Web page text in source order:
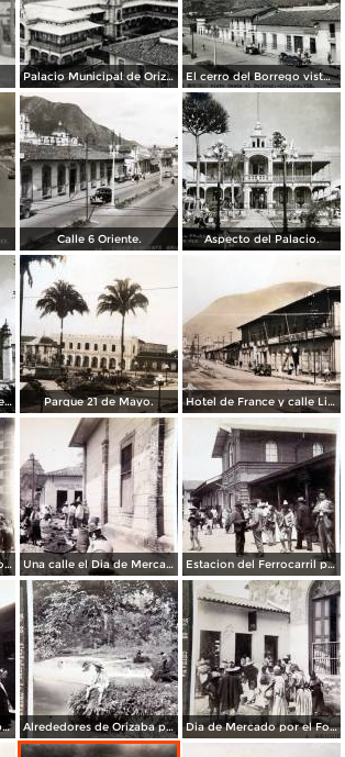
Palacio Municipal de Orizaba El cerro del Borrego visto desde el Boulevard.
Calle 6 Oriente. Aspecto del Palacio.
Templo y Jardin el Carmen. Parque 21 de Mayo. Hotel de France y calle Libertad. ( Circulada el 2 de Febrero de 1933 ).
Dia de Mercado por el Fotógrafo Abel Briquet. Una calle el Dia de Mercado por el Fotógrafo Abel Briquet. Estacion del Ferrocarril por el Fotógrafo Abel Briquet..
Estacion del Ferrocarril por el Fotógrafo Abel Briquet.. Alrededores de Orizaba por el Fotógrafo Abel Briquet. Dia de Mercado por el Fotógrafo Abel Briquet.